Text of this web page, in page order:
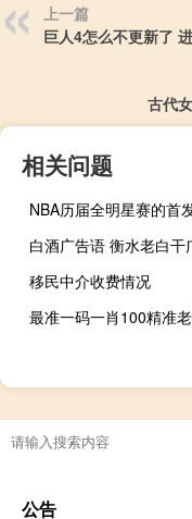
上一篇
巨人4怎么不更新了
古代
相关问题
白酒广告语 衡水老白干
移民中介收费情况
公告